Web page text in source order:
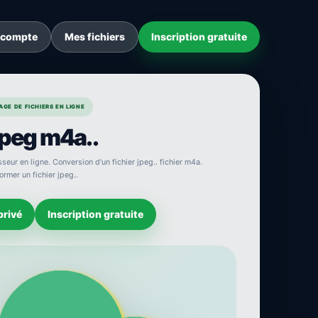
Mes fichiers Inscription gratuite
DE FICHIERS EN LIGNE
m4a..
en ligne. Conversion d'un fichier jpeg.. fichier m4a.
un fichier jpeg..
Inscription gratuite